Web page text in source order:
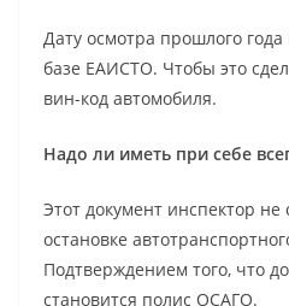
Дату осмотра прошлого
базе ЕАИСТО. Чтобы это
вин-код автомобиля.
Надо ли иметь при себе
Этот документ инспектор
остановке
Подтверждением того, что
становится полис ОСАГО.